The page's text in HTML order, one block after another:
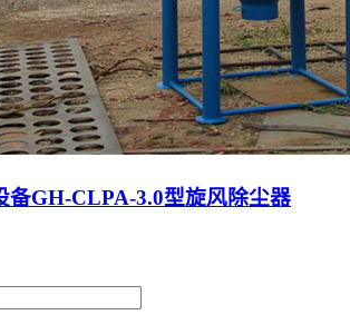
备GH-CLPA-3.0型旋风除尘器